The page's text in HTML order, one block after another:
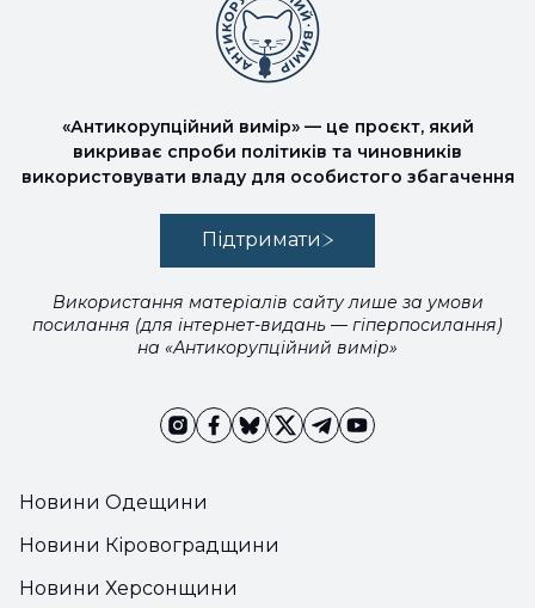
Новини Одещини
Новини Кіровоградщини
Новини Херсонщини
«Антикорупційний вимір» — це проєкт, який
викриває спроби політиків та чиновників
використовувати владу для особистого збагачення
Підтримати
Використання матеріалів сайту лише за умови
посилання (для інтернет-видань — гіперпосилання)
на «Антикорупційний вимір»